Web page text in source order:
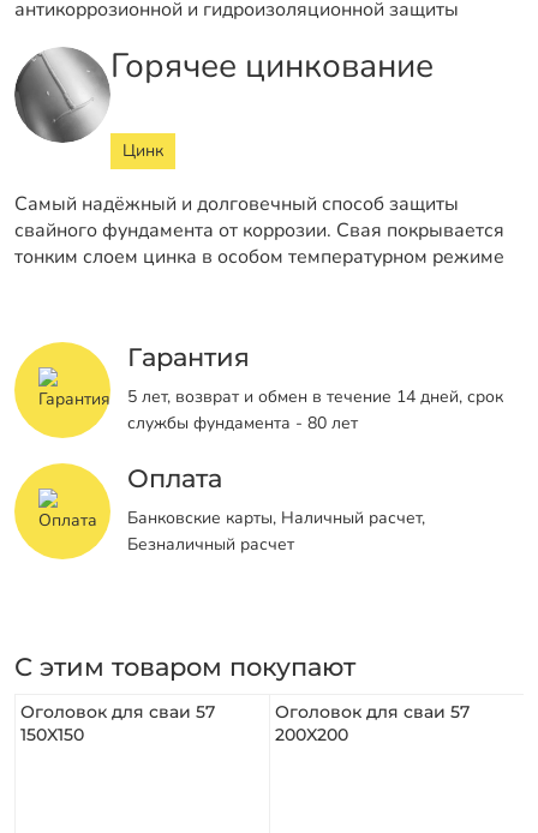
антикоррозионной и гидроизоляционной защиты
Горячее цинкование
Цинк
Самый надёжный и долговечный способ защиты
свайного фундамента от коррозии. Свая покрывается
тонким слоем цинка в особом температурном режиме
Гарантия
5 лет, возврат и обмен в течение 14 дней, срок
службы фундамента - 80 лет
Оплата
Банковские карты, Наличный расчет,
Безналичный расчет
С этим товаром покупают
Оголовок для сваи 57
150X150
Оголовок для сваи 57
200X200